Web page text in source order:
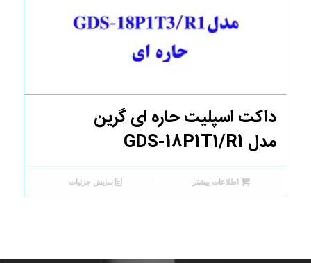
داکت اسپلیت حاره ای گرین
مدل GDS-18P1T1/R1
اطلاعات بیشتر نمایش جزئیات